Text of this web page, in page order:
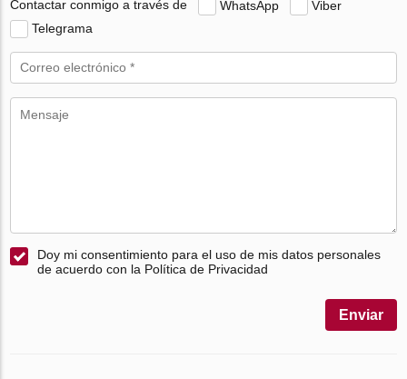
Contactar conmigo a través de WhatsApp
Viber
Telegrama
Doy mi consentimiento para el uso de mis datos personales
de acuerdo con la Política de Privacidad
Enviar